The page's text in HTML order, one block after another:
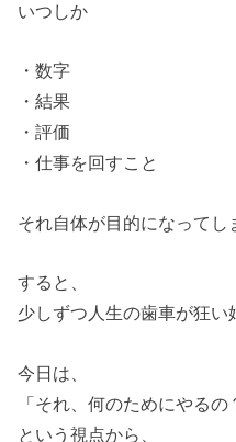
いつしか
・数字
・結果
・評価
・仕事を回すこと
それ自体が目的になってし
すると、
少しずつ人生の歯車が狂い
今日は、
「それ、何のためにやるの
という視点から、